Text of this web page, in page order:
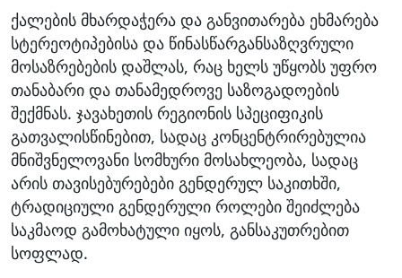
ქალების მხარდაჭერა და განვითარება ეხმარება
სტერეოტიპებისა და წინასწარგანსაზღვრული
მოსაზრებების დაშლას, რაც ხელს უწყობს უფრო
თანაბარი და თანამედროვე საზოგადოების
შექმნას. ჯავახეთის რეგიონის სპეციფიკის
გათვალისწინებით, სადაც კონცენტრირებულია
მნიშვნელოვანი სომხური მოსახლეობა, სადაც
არის თავისებურებები გენდერულ საკითხში,
ტრადიციული გენდერული როლები შეიძლება
საკმაოდ გამოხატული იყოს, განსაკუთრებით
სოფლად.